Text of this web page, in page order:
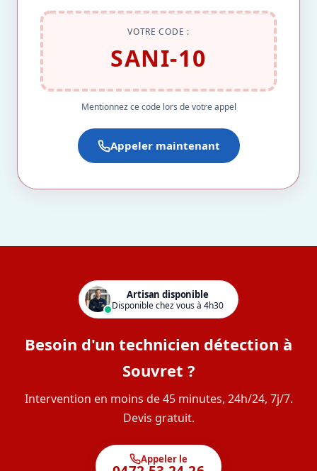
VOTRE CODE :
SANI-10
Mentionnez ce code lors de votre appel
Appeler maintenant
Artisan disponible
Disponible chez vous à 4h30
Besoin d'un technicien détection à
Souvret ?
Intervention en moins de 45 minutes, 24h/24, 7j/7.
Devis gratuit.
Appeler le